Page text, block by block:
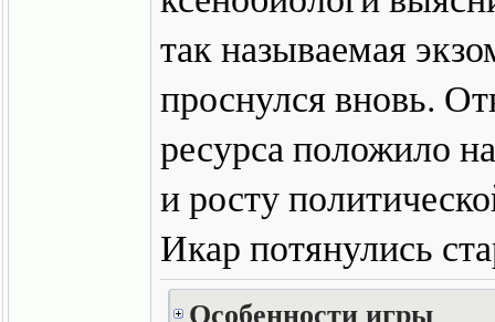
так называемая
проснулся вновь.
ресурса положило
и росту
Икар потянулись
Особенности игры